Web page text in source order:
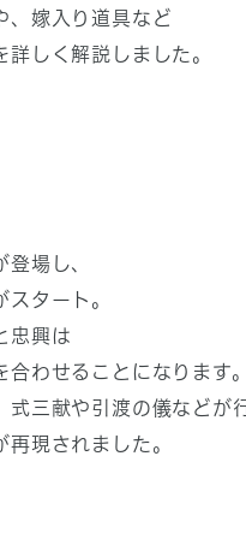
、嫁入り道具など
しく解説しました。
登場し、
スタート。
忠興は
合わせることになります。
式三献や引渡の儀などが
現されました。